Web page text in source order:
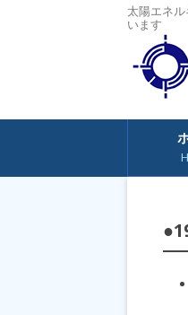
太陽エネ
います
コンテン